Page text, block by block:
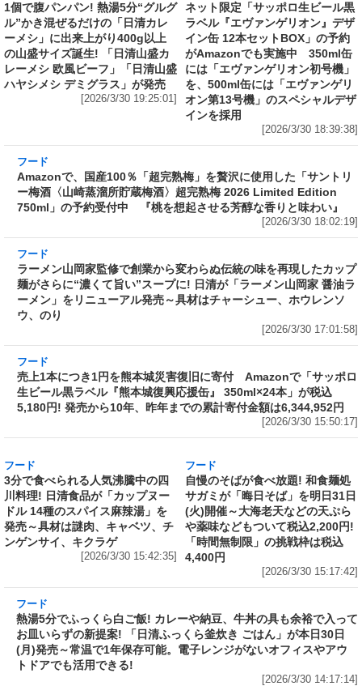
1個で腹パンパン! 熱湯5分“グルグ
ル”かき混ぜるだけの「日清カレ
ーメシ」に出来上がり400g以上
の山盛サイズ誕生! 「日清山盛カ
レーメシ 欧風ビーフ」「日清山盛
ハヤシメシ デミグラス」が発売
[2026/3/30 19:25:01]
ネット限定「サッポロ生ビール黒
ラベル『エヴァンゲリオン』デザ
イン缶 12本セットBOX」の予約
がAmazonでも実施中 350ml缶
には「エヴァンゲリオン初号機」
を、500ml缶には「エヴァンゲリ
オン第13号機」のスペシャルデザ
インを採用
[2026/3/30 18:39:38]
Amazonで、国産100％「超完熟梅」を贅沢に使
用した「サントリー梅酒〈山崎蒸溜所貯蔵梅
酒〉超完熟梅 2026 Limited Edition 750ml」の
予約受付中 『桃を想起させる芳醇な香りと味
わい』
フード
ラーメン山岡家監修で創業から変わらぬ伝統の
ープに! 日清が「ラーメン山岡家 醤油ラーメ
ン」をリニューアル発売～具材はチャーシュ
[2026/3/30 17:01:58]
フード
売上1本につき1円を熊本城災害復旧に寄付
Amazonで「サッポロ生ビール黒ラベル『熊本
発売から10年、昨年までの累計寄付金額は
6,344,952円
[2026/3/30 15:50:17]
フード
3分で食べられる人気沸騰中の四
川料理! 日清食品が「カップヌー
フード
自慢のそばが食べ放題! 和食麺処
(火)開催～大海老天などの天ぷら